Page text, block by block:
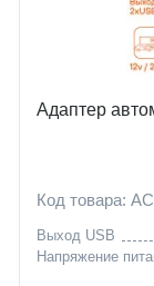
Адаптер
Код товара:
Выход USB
Напряжение